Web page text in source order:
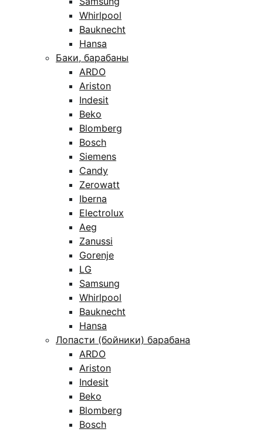
Whirlpool
Bauknecht
Hansa
Баки, барабаны
ARDO
Ariston
Indesit
Beko
Blomberg
Bosch
Siemens
Candy
Zerowatt
Iberna
Electrolux
Aeg
Zanussi
Gorenje
LG
Samsung
Whirlpool
Bauknecht
Hansa
Лопасти (бойники) барабана
ARDO
Ariston
Indesit
Beko
Blomberg
Bosch